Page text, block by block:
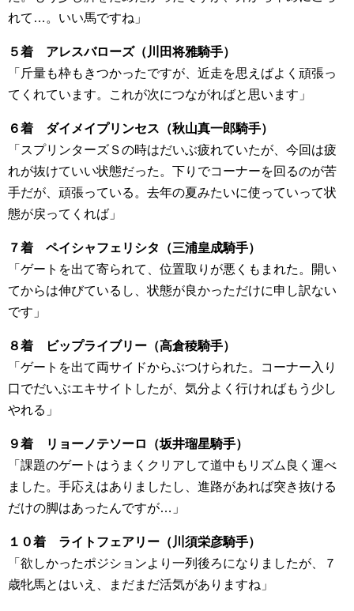
れて…。いい馬ですね」
５着 アレスバローズ（川田将雅騎手）
「斤量も枠もきつかったですが、近走を思えばよく頑張っ
てくれています。これが次につながればと思います」
６着 ダイメイプリンセス（秋山真一郎騎手）
「スプリンターズＳの時はだいぶ疲れていたが、今回は疲
れが抜けていい状態だった。下りでコーナーを回るのが苦
手だが、頑張っている。去年の夏みたいに使っていって状
態が戻ってくれば」
７着 ペイシャフェリシタ（三浦皇成騎手）
「ゲートを出て寄られて、位置取りが悪くもまれた。開い
てからは伸びているし、状態が良かっただけに申し訳ない
です」
８着 ビップライブリー（高倉稜騎手）
「ゲートを出て両サイドからぶつけられた。コーナー入り
口でだいぶエキサイトしたが、気分よく行ければもう少し
やれる」
９着 リョーノテソーロ（坂井瑠星騎手）
「課題のゲートはうまくクリアして道中もリズム良く運べ
ました。手応えはありましたし、進路があれば突き抜ける
だけの脚はあったんですが…」
１０着 ライトフェアリー（川須栄彦騎手）
「欲しかったポジションより一列後ろになりましたが、７
歳牝馬とはいえ、まだまだ活気がありますね」